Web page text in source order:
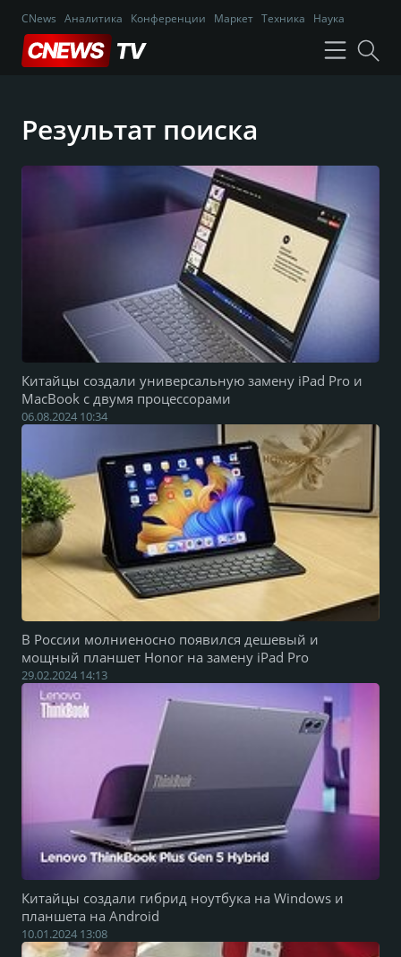
CNews Аналитика Конференции Маркет Техника Наука
Результат поиска
Китайцы создали универсальную замену iPad Pro и
MacBook с двумя процессорами
06.08.2024 10:34
В России молниеносно появился дешевый и
мощный планшет Honor на замену iPad Pro
29.02.2024 14:13
Китайцы создали гибрид ноутбука на Windows и
планшета на Android
10.01.2024 13:08